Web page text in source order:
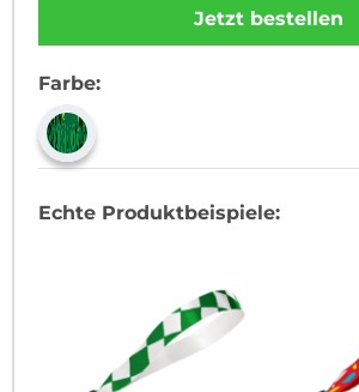
Jetzt bestellen
Farbe:
Echte Produktbeispiele: